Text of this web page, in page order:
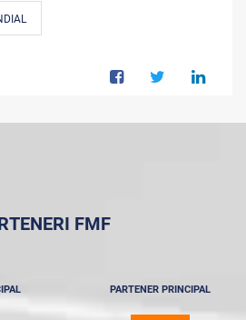
FMF
PARTENER PRINCIPAL